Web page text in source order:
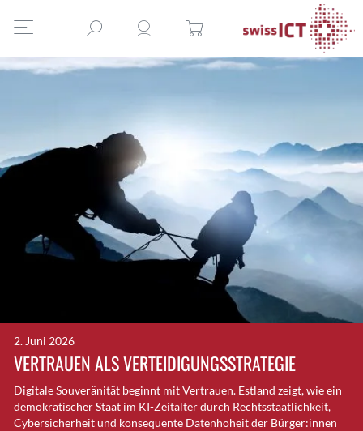
2. Juni 2026
VERTRAUEN ALS VERTEIDIGUNGSSTRATEGIE
Digitale Souveränität beginnt mit Vertrauen. Estland zeigt, wie ein
demokratischer Staat im KI-Zeitalter durch Rechtsstaatlichkeit,
Cybersicherheit und konsequente Datenhoheit der Bürger:innen